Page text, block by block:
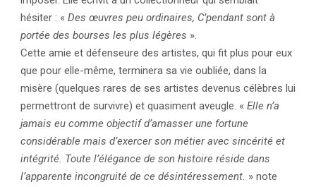
hésiter : « Des œuvres peu ordinaires, C’pendant sont à
portée des bourses les plus légères ».
Cette amie et défenseure des artistes, qui fit plus pour eux
que pour elle-même, terminera sa vie oubliée, dans la
misère (quelques rares de ses artistes devenus célèbres lui
permettront de survivre) et quasiment aveugle. « Elle n’a
jamais eu comme objectif d’amasser une fortune
considérable mais d’exercer son métier avec sincérité et
intégrité. Toute l’élégance de son histoire réside dans
l’apparente incongruité de ce désintéressement. » note